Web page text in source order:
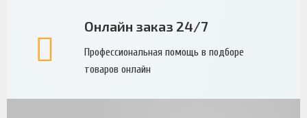
Онлайн заказ 24/7
Профессиональная помощь в подборе
товаров онлайн